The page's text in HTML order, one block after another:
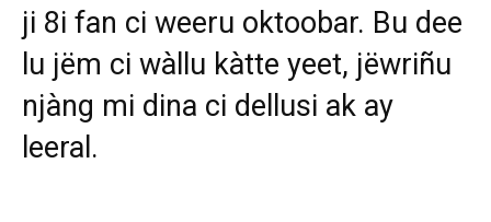
ji 8i fan ci weeru oktoobar. Bu dee
lu jëm ci wàllu kàtte yeet, jëwriñu
njàng mi dina ci dellusi ak ay
leeral.